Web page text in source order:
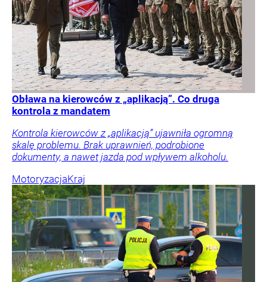
Obława na kierowców z „aplikacją”. Co druga
kontrola z mandatem
Kontrola kierowców z „aplikacją” ujawniła ogromną
skalę problemu. Brak uprawnień, podrobione
dokumenty, a nawet jazda pod wpływem alkoholu.
MotoryzacjaKraj